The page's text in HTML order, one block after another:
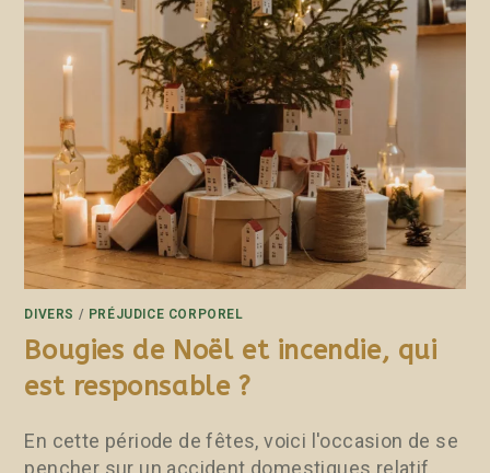
DIVERS / PRÉJUDICE CORPOREL
Bougies de Noël et incendie, qui
est responsable ?
En cette période de fêtes, voici l'occasion de se
pencher sur un accident domestiques relatif…